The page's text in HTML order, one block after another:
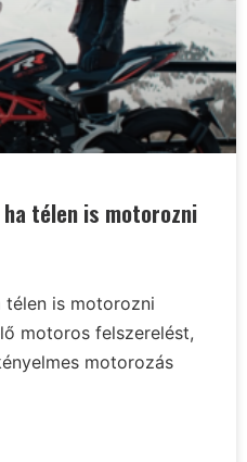
télen is motorozni
télen is motorozni
motoros felszerelést,
motorozás